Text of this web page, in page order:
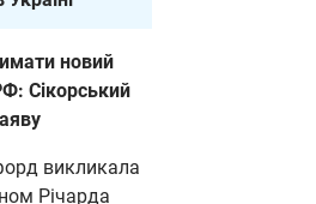
новий
Сікорський
викликала
Річарда